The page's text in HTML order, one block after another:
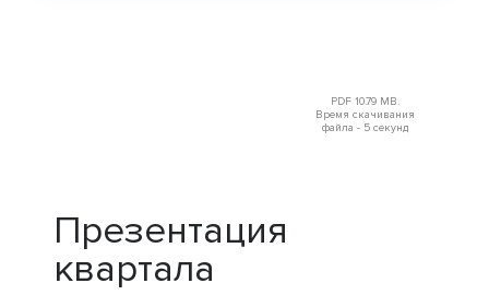
PDF 10.79 MB.
Время скачивания
файла - 5 секунд
Презентация
квартала